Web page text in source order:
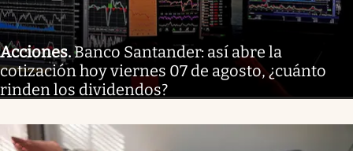
Acciones.Banco Santander: así abre la
cotización hoy viernes 07 de agosto, ¿cuánto
rinden los dividendos?